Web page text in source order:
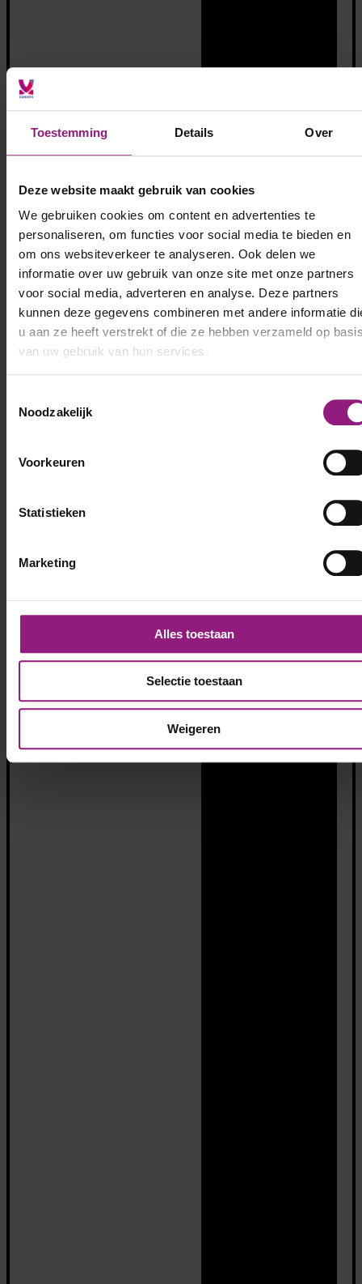
Toestemming Details Over
Deze website maakt gebruik van cookies
We gebruiken cookies om content en advertenties te
personaliseren, om functies voor social media te bieden en
om ons websiteverkeer te analyseren. Ook delen we
informatie over uw gebruik van onze site met onze partners
voor social media, adverteren en analyse. Deze partners
kunnen deze gegevens combineren met andere informatie
u aan ze heeft verstrekt of die ze hebben verzameld op
van uw gebruik van hun services.
Noodzakelijk
Voorkeuren
Statistieken
Marketing
Alles toestaan
Selectie toestaan
Weigeren
Bekijk alle opdrachten